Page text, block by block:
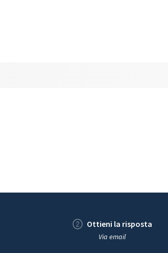
Ottieni la risposta
Via email